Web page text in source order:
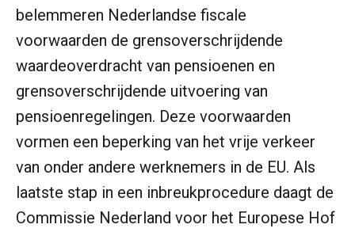
belemmeren Nederlandse fiscale
voorwaarden de grensoverschrijdende
waardeoverdracht van pensioenen en
grensoverschrijdende uitvoering van
pensioenregelingen. Deze voorwaarden
vormen een beperking van het vrije verkeer
van onder andere werknemers in de EU. Als
laatste stap in een inbreukprocedure daagt de
Commissie Nederland voor het Europese Hof